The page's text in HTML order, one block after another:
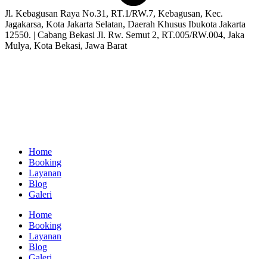
Jl. Kebagusan Raya No.31, RT.1/RW.7, Kebagusan, Kec.
Jagakarsa, Kota Jakarta Selatan, Daerah Khusus Ibukota Jakarta
12550. | Cabang Bekasi Jl. Rw. Semut 2, RT.005/RW.004, Jaka
Mulya, Kota Bekasi, Jawa Barat
Home
Booking
Layanan
Blog
Galeri
Home
Booking
Layanan
Blog